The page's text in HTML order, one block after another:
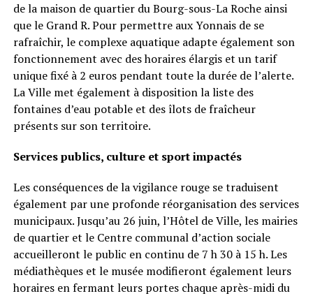
de la maison de quartier du Bourg-sous-La Roche ainsi
que le Grand R. Pour permettre aux Yonnais de se
rafraîchir, le complexe aquatique adapte également son
fonctionnement avec des horaires élargis et un tarif
unique fixé à 2 euros pendant toute la durée de l’alerte.
La Ville met également à disposition la liste des
fontaines d’eau potable et des îlots de fraîcheur
présents sur son territoire.
Services publics, culture et sport impactés
Les conséquences de la vigilance rouge se traduisent
également par une profonde réorganisation des services
municipaux. Jusqu’au 26 juin, l’Hôtel de Ville, les mairies
de quartier et le Centre communal d’action sociale
accueilleront le public en continu de 7 h 30 à 15 h. Les
médiathèques et le musée modifieront également leurs
horaires en fermant leurs portes chaque après-midi du